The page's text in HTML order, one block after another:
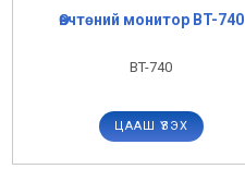
Өвчтөний монитор BT-740
BT-740
ЦААШ ҮЗЭХ